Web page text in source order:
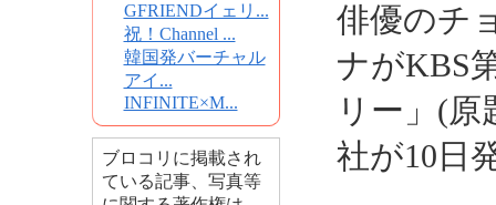
GFRIENDイェリ...
祝！Channel ...
韓国発バーチャル
アイ...
INFINITE×M...
ブロコリに掲載され
ている記事、写真等
俳優のチ
ナがKBS
リー」(
社が10日